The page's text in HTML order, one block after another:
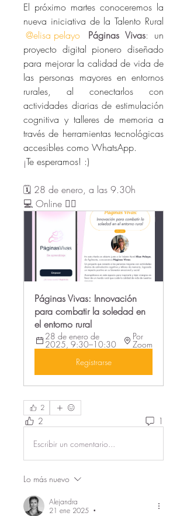
El próximo martes conoceremos la
nueva iniciativa de la Talento Rural
@elisa pelayo
Páginas Vivas: un
proyecto digital pionero diseñado
para mejorar la calidad de vida de
las personas mayores en entornos
rurales, al conectarlos con
actividades diarias de estimulación
cognitiva y talleres de memoria a
través de herramientas tecnológicas
accesibles como WhatsApp.
¡Te esperamos! :)
🗓️ 28 de enero, a las 9.30h
💻 Online 👇🏻
Páginas Vivas: Innovación
para combatir la soledad en
el entorno rural
28 de enero de
2025, 9:30–10:30
Por
Zoom
Registrarse
2
2 1
Escribir un comentario...
Lo más nuevo
Alejandra
21 ene 2025
•